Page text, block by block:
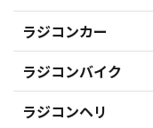
ラジコンカー
ラジコンバイク
ラジコンヘリ